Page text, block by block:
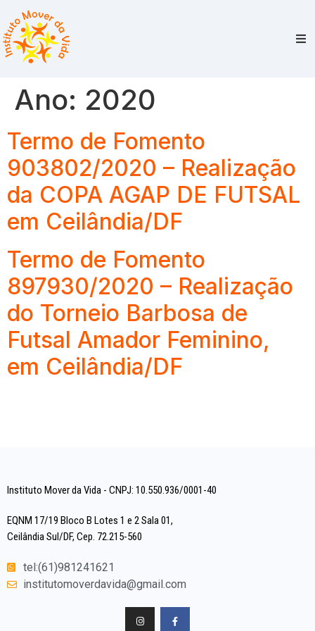
Ano: 2020
Termo de Fomento
903802/2020 – Realização
da COPA AGAP DE FUTSAL
em Ceilândia/DF
Termo de Fomento
897930/2020 – Realização
do Torneio Barbosa de
Futsal Amador Feminino,
em Ceilândia/DF
Instituto Mover da Vida - CNPJ: 10.550.936/0001-40
EQNM 17/19 Bloco B Lotes 1 e 2 Sala 01,
Ceilândia Sul/DF, Cep. 72.215-560
tel:(61)981241621
institutomoverdavida@gmail.com